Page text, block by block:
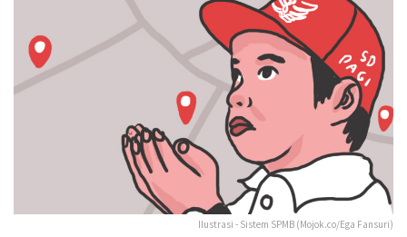
Ilustrasi - Sistem SPMB (Mojok.co/Ega Fansuri)